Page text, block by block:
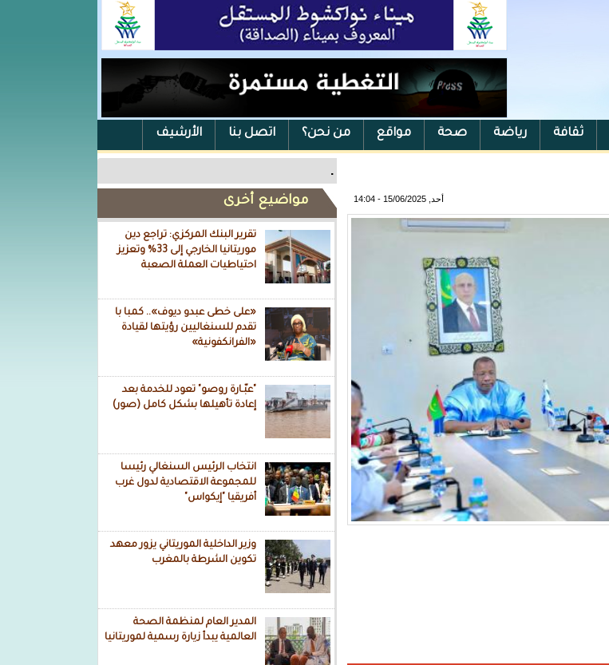
ثقافة رياضة صحة مواقع من نحن؟ اتصل بنا الأرشيف
.
مواضيع أخرى
تقرير البنك المركزي: تراجع دين
موريتانيا الخارجي إلى 33% وتعزيز
احتياطيات العملة الصعبة
«على خطى عبدو ديوف».. كمبا با
تقدم للسنغاليين رؤيتها لقيادة
«الفرانكفونية»
"عبّـارة روصو" تعود للخدمة بعد
إعادة تأهيلها بشكل كامل (صور)
انتخاب الرئيس السنغالي رئيسا
للمجموعة الاقتصادية لدول غرب
أفريقيا "إيكواس"
وزير الداخلية الموريتاني يزور معهد
تكوين الشرطة بالمغرب
المدير العام لمنظمة الصحة
العالمية يبدأ زيارة رسمية لموريتانيا
أحد, 15/06/2025 - 14:04